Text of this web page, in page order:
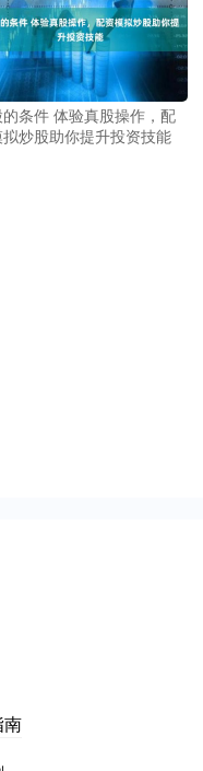
条件 体验真股操作，配
拟炒股助你提升投资技能
南